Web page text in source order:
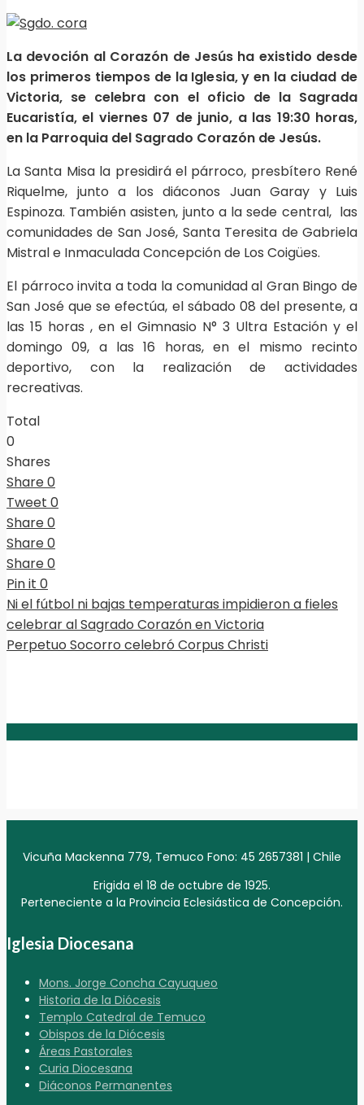
La devoción al Corazón de Jesús ha existido desde
los primeros tiempos de la Iglesia, y en la ciudad de
Victoria, se celebra con el oficio de la Sagrada
Eucaristía, el viernes 07 de junio, a las 19:30 horas,
en la Parroquia del Sagrado Corazón de Jesús.
La Santa Misa la presidirá el párroco, presbítero René
Riquelme, junto a los diáconos Juan Garay y Luis
Espinoza. También asisten, junto a la sede central, las
comunidades de San José, Santa Teresita de Gabriela
Mistral e Inmaculada Concepción de Los Coigües.
El párroco invita a toda la comunidad al Gran Bingo de
San José que se efectúa, el sábado 08 del presente, a
las 15 horas , en el Gimnasio N° 3 Ultra Estación y el
domingo 09, a las 16 horas, en el mismo recinto
deportivo, con la realización de actividades
recreativas.
Total
0
Shares
Share0
Tweet 0
Share0
Share0
Share0
Pin it 0
Ni el fútbol ni bajas temperaturas impidieron a fieles
celebrar al Sagrado Corazón en Victoria
Perpetuo Socorro celebró Corpus Christi
Vicuña Mackenna 779, Temuco Fono: 45 2657381 | Chile
Erigida el 18 de octubre de 1925.
Perteneciente a la Provincia Eclesiástica de Concepción.
Iglesia Diocesana
Mons. Jorge Concha Cayuqueo
Historia de la Diócesis
Templo Catedral de Temuco
Obispos de la Diócesis
Áreas Pastorales
Curia Diocesana
Diáconos Permanentes